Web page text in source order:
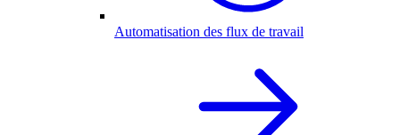
Automatisation des flux de travail